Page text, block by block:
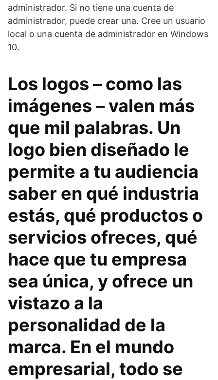
administrador. Si no tiene una cuenta de
administrador, puede crear una. Cree un usuario
local o una cuenta de administrador en Windows
10.
Los logos – como las
imágenes – valen más
que mil palabras. Un
logo bien diseñado le
permite a tu audiencia
saber en qué industria
estás, qué productos o
servicios ofreces, qué
hace que tu empresa
sea única, y ofrece un
vistazo a la
personalidad de la
marca. En el mundo
empresarial, todo se